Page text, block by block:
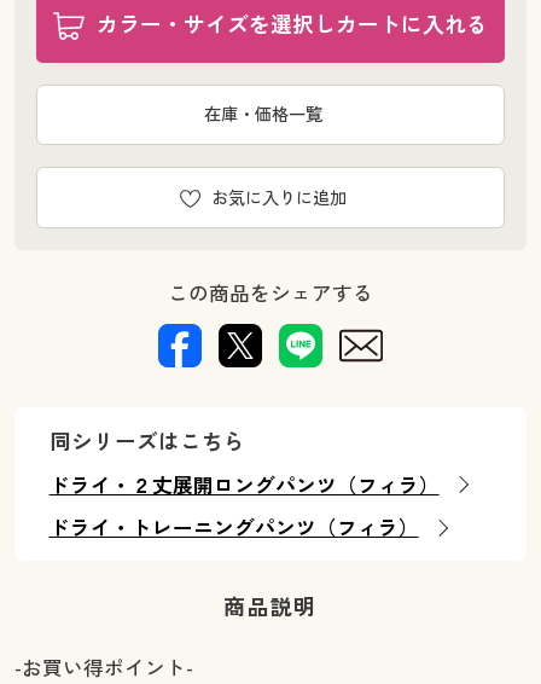
カラー・サイズを選択しカートに入れる
お気に入りに追加
在庫・価格一覧
この商品をシェアする
同シリーズはこちら
ドライ・２丈展開ロングパンツ（フィラ）
ドライ・トレーニングパンツ（フィラ）
商品説明
-お買い得ポイント-